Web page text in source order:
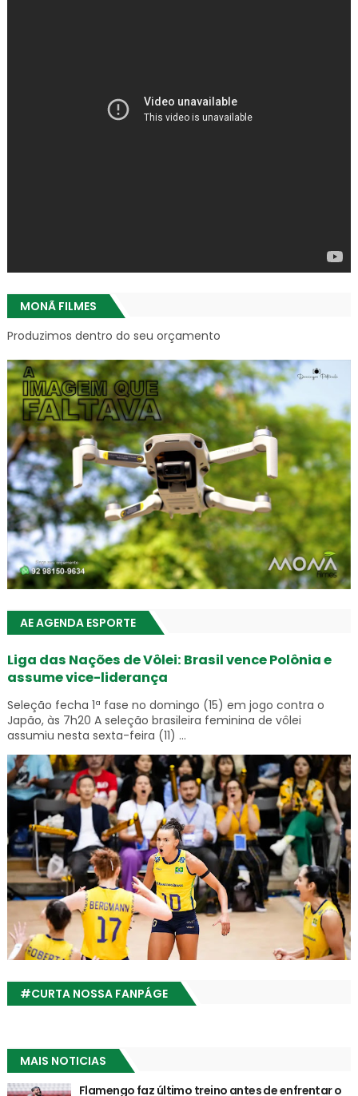
MONÃ FILMES
Produzimos dentro do seu orçamento
AE AGENDA ESPORTE
Liga das Nações de Vôlei: Brasil vence Polônia e
assume vice-liderança
Seleção fecha 1ª fase no domingo (15) em jogo contra o
Japão, às 7h20 A seleção brasileira feminina de vôlei
assumiu nesta sexta-feira (11) ...
#CURTA NOSSA FANPÁGE
MAIS NOTICIAS
Flamengo faz último treino antes de enfrentar o